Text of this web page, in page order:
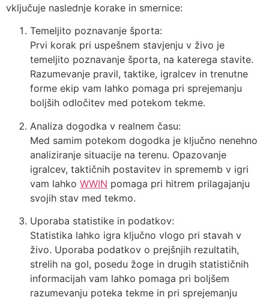
vključuje naslednje korake in smernice:
Temeljito poznavanje športa:
Prvi korak pri uspešnem stavjenju v živo je
temeljito poznavanje športa, na katerega stavite.
Razumevanje pravil, taktike, igralcev in trenutne
forme ekip vam lahko pomaga pri sprejemanju
boljših odločitev med potekom tekme.
Analiza dogodka v realnem času:
Med samim potekom dogodka je ključno nenehno
analiziranje situacije na terenu. Opazovanje
igralcev, taktičnih postavitev in sprememb v igri
vam lahko WWIN pomaga pri hitrem prilagajanju
svojih stav med tekmo.
Uporaba statistike in podatkov:
Statistika lahko igra ključno vlogo pri stavah v
živo. Uporaba podatkov o prejšnjih rezultatih,
strelih na gol, posedu žoge in drugih statističnih
informacijah vam lahko pomaga pri boljšem
razumevanju poteka tekme in pri sprejemanju